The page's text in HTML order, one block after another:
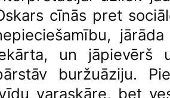
cīnās pret
un jāpievērš
buržuāziju.
varaskāre, bet